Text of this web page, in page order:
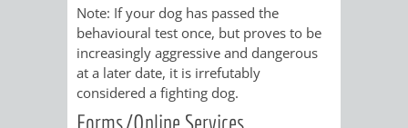
STADT
WIEDERVERMIETUNGSPRÄMIE
GEBÄUDEBETRIEB
Note: If your dog has passed the
behavioural test once, but proves to be
increasingly aggressive and dangerous
at a later date, it is irrefutably
considered a fighting dog.
Forms/Online Services